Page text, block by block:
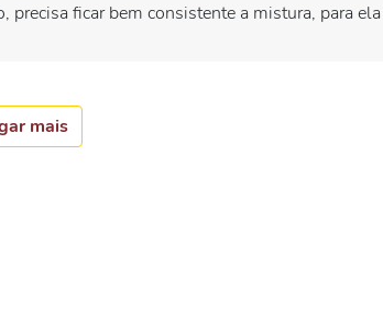
precisa ficar bem consistente a mistura, para ela
mais